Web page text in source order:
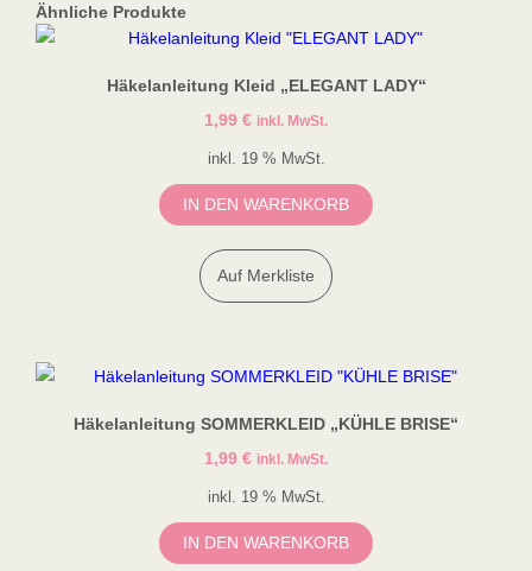
Ähnliche Produkte
Häkelanleitung Kleid „ELEGANT LADY“
1,99 € inkl. MwSt.
inkl. 19 % MwSt.
IN DEN WARENKORB
Auf Merkliste
Häkelanleitung SOMMERKLEID „KÜHLE BRISE“
1,99 € inkl. MwSt.
inkl. 19 % MwSt.
IN DEN WARENKORB